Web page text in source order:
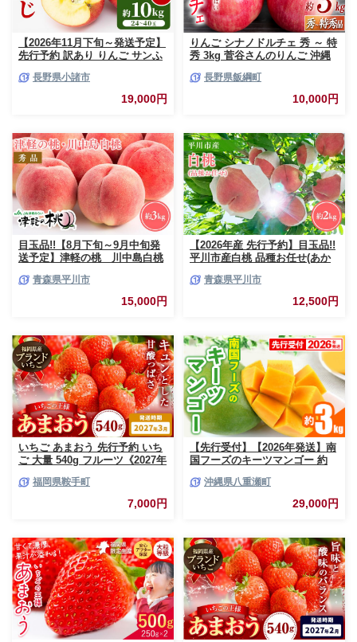
【2026年11月下旬～発送予定】
先行予約 訳あり りんご サンふ
フルーツ 果物 甘い おいしい 林
長野県小諸市
19,000円
りんご シナノドルチェ 秀 ～ 特
秀 3kg 菅谷さんのりんご 沖縄
頃から2026年10月上旬頃まで順
次発送予定 令和8年度出荷分 長
長野県飯綱町
10,000円
目玉品!!【8月下旬～9月中旬発
送予定】津軽の桃 川中島白桃
青森県平川市
15,000円
【2026年産 先行予約】目玉品!!
平川市産白桃 品種お任せ(あか
8玉)【今井農園】[hi-0064-003]
青森県平川市
12,500円
いちご あまおう 先行予約 いち
ご 大量 540g フルーツ《2027年
だもの 果物 福岡県 鞍手町【配
福岡県鞍手町
7,000円
【先行受付】【2026年発送】南
国フーズのキーツマンゴー 約
南国フルーツ 旬の味覚 沖縄県
産 国産マンゴー 希少種 オスス
沖縄県八重瀬町
29,000円